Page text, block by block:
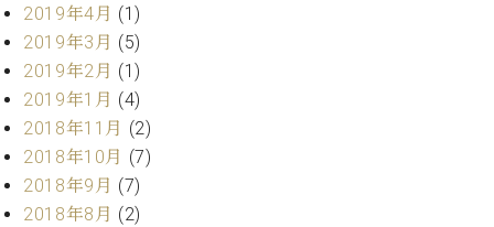
ト
カ
ス
タ
マ
ー
ー
ビ
ス
2019年4月 (1)
2019年3月 (5)
2019年2月 (1)
2019年1月 (4)
2018年11月 (2)
2018年10月 (7)
2018年9月 (7)
2018年8月 (2)